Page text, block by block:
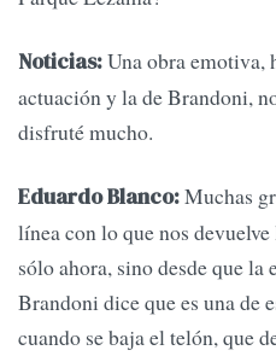
Noticias:Una obra emotiva,
actuación y la de Brandoni,
disfruté mucho.
Eduardo Blanco:Muchas
línea con lo que nos
sólo ahora, sino desde que la
Brandoni dice que es una de
cuando se baja el telón, que